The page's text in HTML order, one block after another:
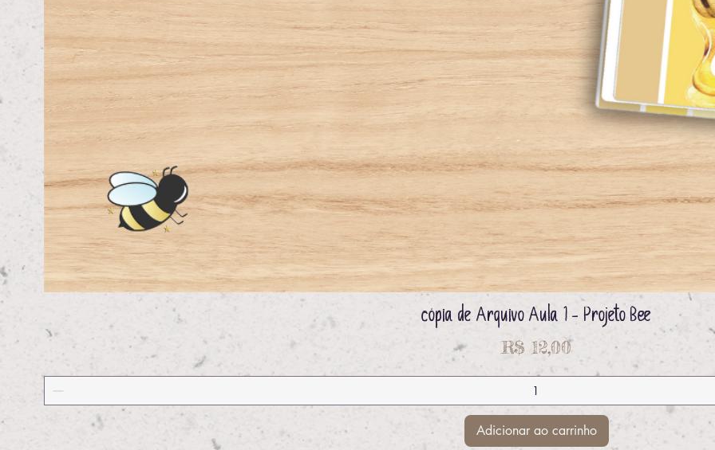
Visualização rápida
cópia de Arquivo Aula 1 - Projeto Bee
Preço
R$ 12,00
Adicionar ao carrinho